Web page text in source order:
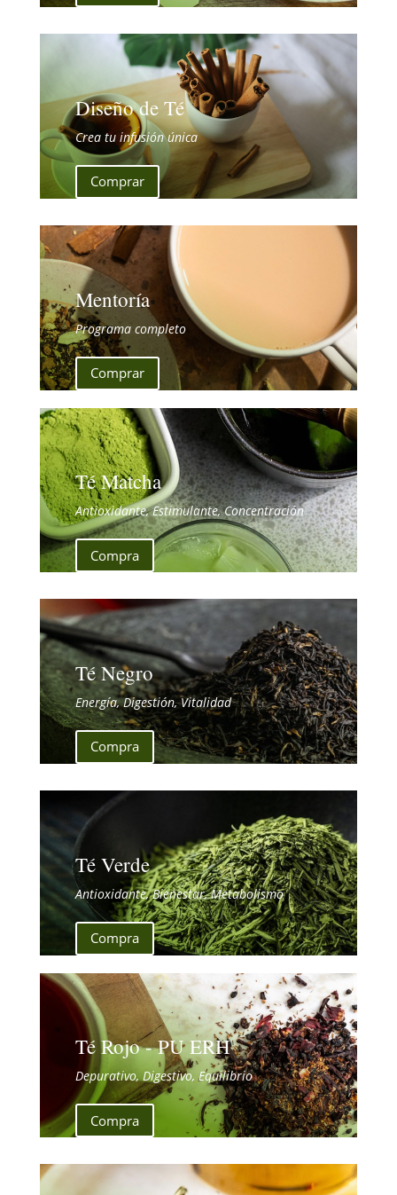
Diseño de Té
Crea tu infusión única
Comprar
Mentoría
Programa completo
Comprar
Té Matcha
Antioxidante, Estimulante, Concentración
Compra
Té Negro
Energía, Digestión, Vitalidad
Compra
Té Verde
Antioxidante, Bienestar, Metabolismo
Compra
Té Rojo - PU ERH
Depurativo, Digestivo, Equilibrio
Compra